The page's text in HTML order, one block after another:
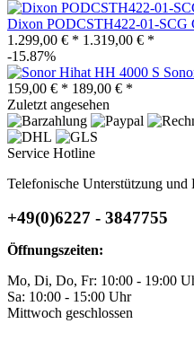
Dixon PODCSTH422-01-SCG
1.299,00 € * 1.319,00 € *
-15.87%
159,00 € * 189,00 € *
Zuletzt angesehen
Service Hotline
Telefonische Unterstützung und
+49(0)6227 - 3847755
Öffnungszeiten:
Mo, Di, Do, Fr: 10:00 - 19:00
Sa: 10:00 - 15:00 Uhr
Mittwoch geschlossen